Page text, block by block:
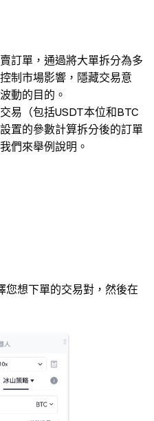
訂單，通過將大單拆分為多
制市場影響，隱藏交易意
動的目的。
易（包括USDT本位和BTC
置的參數計算拆分後的訂單
們來舉例說明。
您想下單的交易對，然後在